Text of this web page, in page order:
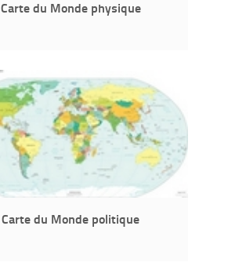
Carte du Monde physique
Carte du Monde politique